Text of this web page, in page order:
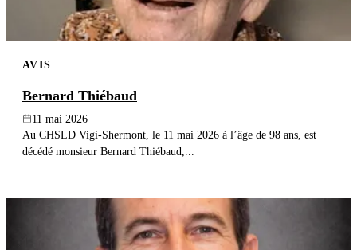
AVIS
Bernard Thiébaud
11 mai 2026
Au CHSLD Vigi-Shermont, le 11 mai 2026 à l’âge de 98 ans, est
décédé monsieur Bernard Thiébaud,...